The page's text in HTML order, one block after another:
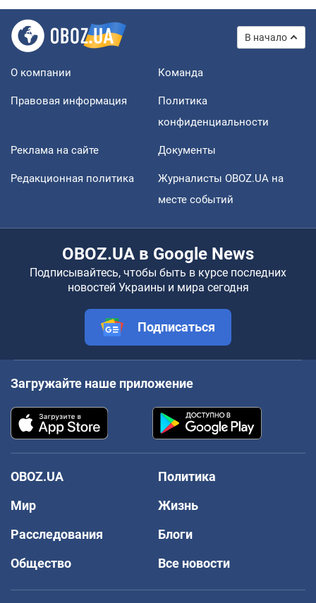
В начало
О компании Команда
Правовая информация
Политика
конфиденциальности
Реклама на сайте Документы
Редакционная политика
Журналисты OBOZ.UA на
месте событий
OBOZ.UA в Google News
Подписывайтесь, чтобы быть в курсе последних
новостей Украины и мира сегодня
Подписаться
Загружайте наше приложение
OBOZ.UA
Политика
Мир
Жизнь
Расследования
Блоги
Общество
Все новости